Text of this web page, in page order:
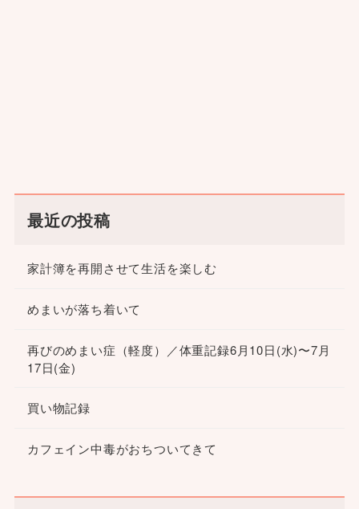
最近の投稿
家計簿を再開させて生活を楽しむ
めまいが落ち着いて
再びのめまい症（軽度）／体重記録6月10日(水)〜7月
17日(金)
買い物記録
カフェイン中毒がおちついてきて